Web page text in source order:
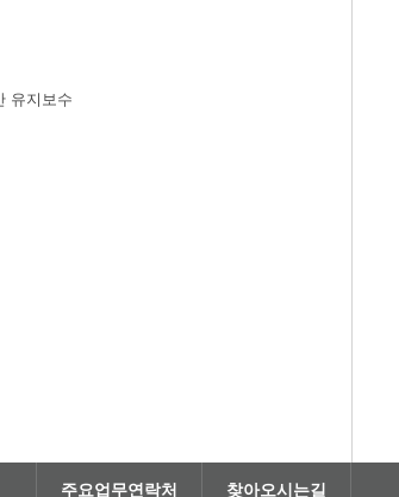
유지보수
주요업무연락처 찾아오시는길